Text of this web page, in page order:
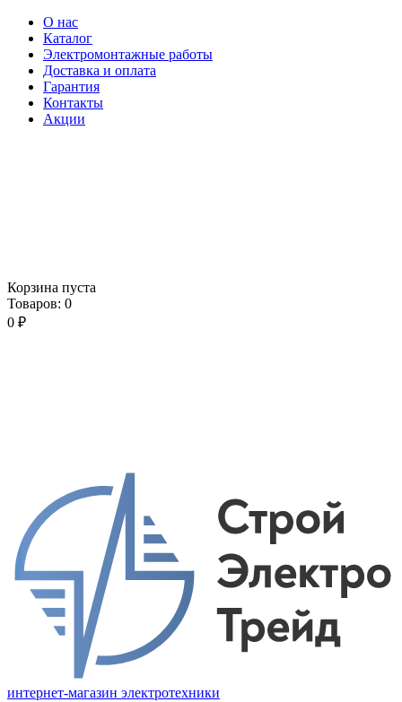
О нас
Каталог
Электромонтажные работы
Доставка и оплата
Гарантия
Контакты
Акции
Корзина пуста
Товаров: 0
0 ₽
интернет-магазин электротехники